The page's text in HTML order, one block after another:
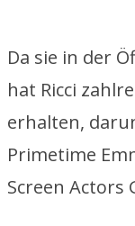
Da sie in der
hat Ricci
erhalten,
Primetime
Screen Actors